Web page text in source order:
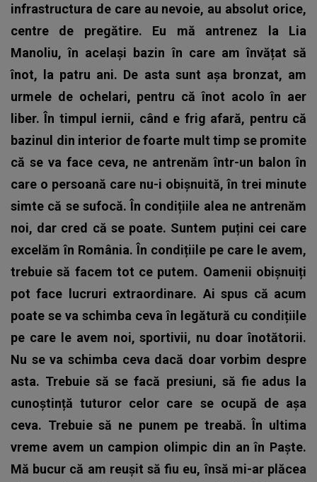
infrastructura de care au nevoie, au absolut orice,
centre de pregătire. Eu mă antrenez la Lia
Manoliu, în același bazin în care am învățat să
înot, la patru ani. De asta sunt așa bronzat, am
urmele de ochelari, pentru că înot acolo în aer
liber. În timpul iernii, când e frig afară, pentru că
bazinul din interior de foarte mult timp se promite
că se va face ceva, ne antrenăm într-un balon în
care o persoană care nu-i obișnuită, în trei minute
simte că se sufocă. În condițiile alea ne antrenăm
noi, dar cred că se poate. Suntem puțini cei care
excelăm în România. În condițiile pe care le avem,
trebuie să facem tot ce putem. Oamenii obișnuiți
pot face lucruri extraordinare. Ai spus că acum
poate se va schimba ceva în legătură cu condițiile
pe care le avem noi, sportivii, nu doar înotătorii.
Nu se va schimba ceva dacă doar vorbim despre
asta. Trebuie să se facă presiuni, să fie adus la
cunoștință tuturor celor care se ocupă de așa
ceva. Trebuie să ne punem pe treabă. În ultima
vreme avem un campion olimpic din an în Paște.
Mă bucur că am reușit să fiu eu, însă mi-ar plăcea